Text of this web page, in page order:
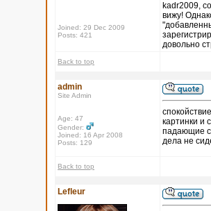
Joined: 29 Dec 2009
Posts: 421
kadr2009,
вижу!
довольно
Back to top
admin
Site Admin
Age: 47
Gender:
Joined: 16 Apr 2008
Posts: 129
картинки и
падающие
дела не
Back to top
Lefleur